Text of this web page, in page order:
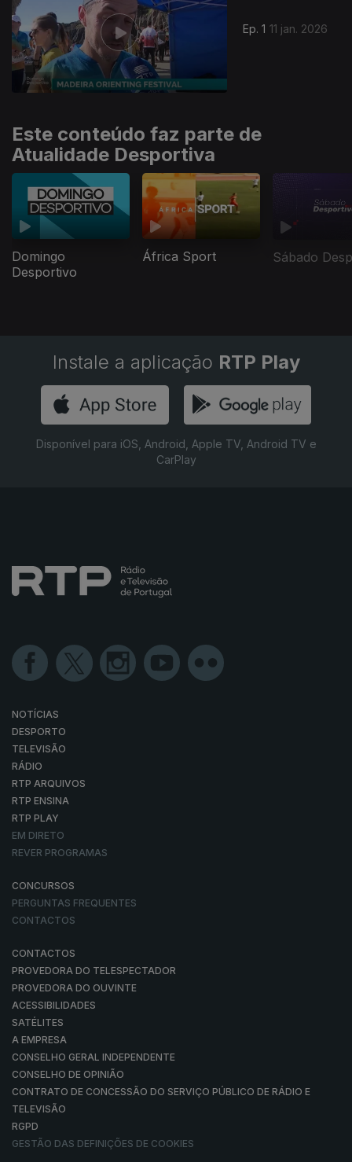
Ep. 1 11 jan. 2026
Este conteúdo faz parte de
Atualidade Desportiva
Domingo
Desportivo
África Sport Sábado
Instale a aplicação RTP Play
Disponível para iOS, Android, Apple TV, Android TV e
CarPlay
NOTÍCIAS
DESPORTO
TELEVISÃO
RÁDIO
RTP ARQUIVOS
RTP ENSINA
RTP PLAY
EM DIRETO
REVER PROGRAMAS
CONCURSOS
PERGUNTAS FREQUENTES
CONTACTOS
CONTACTOS
PROVEDORA DO TELESPECTADOR
PROVEDORA DO OUVINTE
ACESSIBILIDADES
SATÉLITES
A EMPRESA
CONSELHO GERAL INDEPENDENTE
CONSELHO DE OPINIÃO
CONTRATO DE CONCESSÃO DO SERVIÇO PÚBLICO DE RÁDIO E
TELEVISÃO
RGPD
GESTÃO DAS DEFINIÇÕES DE COOKIES